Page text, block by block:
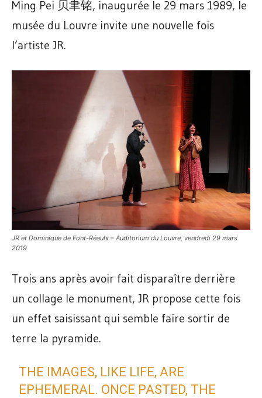
Ming Pei 贝聿铭, inaugurée le 29 mars 1989, le
musée du Louvre invite une nouvelle fois
l’artiste JR.
JR et Dominique de Font-Réaulx – Auditorium du Louvre, vendredi 29 mars
2019
Trois ans après avoir fait disparaître derrière
un collage le monument, JR propose cette fois
un effet saisissant qui semble faire sortir de
terre la pyramide.
THE IMAGES, LIKE LIFE, ARE
EPHEMERAL. ONCE PASTED, THE